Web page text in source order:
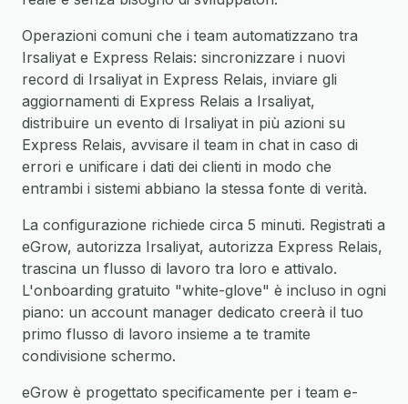
Operazioni comuni che i team automatizzano tra
Irsaliyat e Express Relais: sincronizzare i nuovi
record di Irsaliyat in Express Relais, inviare gli
aggiornamenti di Express Relais a Irsaliyat,
distribuire un evento di Irsaliyat in più azioni su
Express Relais, avvisare il team in chat in caso di
errori e unificare i dati dei clienti in modo che
entrambi i sistemi abbiano la stessa fonte di verità.
La configurazione richiede circa 5 minuti. Registrati a
eGrow, autorizza Irsaliyat, autorizza Express Relais,
trascina un flusso di lavoro tra loro e attivalo.
L'onboarding gratuito "white-glove" è incluso in ogni
piano: un account manager dedicato creerà il tuo
primo flusso di lavoro insieme a te tramite
condivisione schermo.
eGrow è progettato specificamente per i team e-